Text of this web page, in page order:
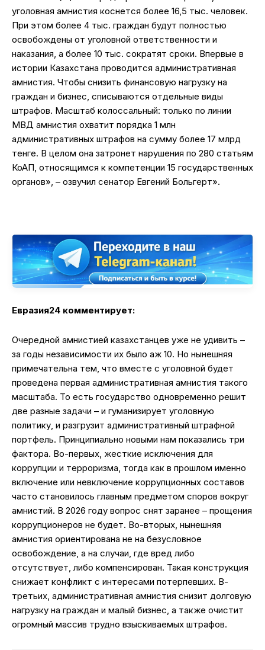
уголовная амнистия коснется более 16,5 тыс. человек.
При этом более 4 тыс. граждан будут полностью
освобождены от уголовной ответственности и
наказания, а более 10 тыс. сократят сроки. Впервые в
истории Казахстана проводится административная
амнистия. Чтобы снизить финансовую нагрузку на
граждан и бизнес, списываются отдельные виды
штрафов. Масштаб колоссальный: только по линии
МВД амнистия охватит порядка 1 млн
административных штрафов на сумму более 17 млрд
тенге. В целом она затронет нарушения по 280 статьям
КоАП, относящимся к компетенции 15 государственных
органов», – озвучил сенатор Евгений Больгерт».
Евразия24 комментирует:
Очередной амнистией казахстанцев уже не удивить –
за годы независимости их было аж 10. Но нынешняя
примечательна тем, что вместе с уголовной будет
проведена первая административная амнистия такого
масштаба. То есть государство одновременно решит
две разные задачи – и гуманизирует уголовную
политику, и разгрузит административный штрафной
портфель. Принципиально новыми нам показались три
фактора. Во-первых, жесткие исключения для
коррупции и терроризма, тогда как в прошлом именно
включение или невключение коррупционных составов
часто становилось главным предметом споров вокруг
амнистий. В 2026 году вопрос снят заранее – прощения
коррупционеров не будет. Во-вторых, нынешняя
амнистия ориентирована не на безусловное
освобождение, а на случаи, где вред либо
отсутствует, либо компенсирован. Такая конструкция
снижает конфликт с интересами потерпевших. В-
третьих, административная амнистия снизит долговую
нагрузку на граждан и малый бизнес, а также очистит
огромный массив трудно взыскиваемых штрафов.